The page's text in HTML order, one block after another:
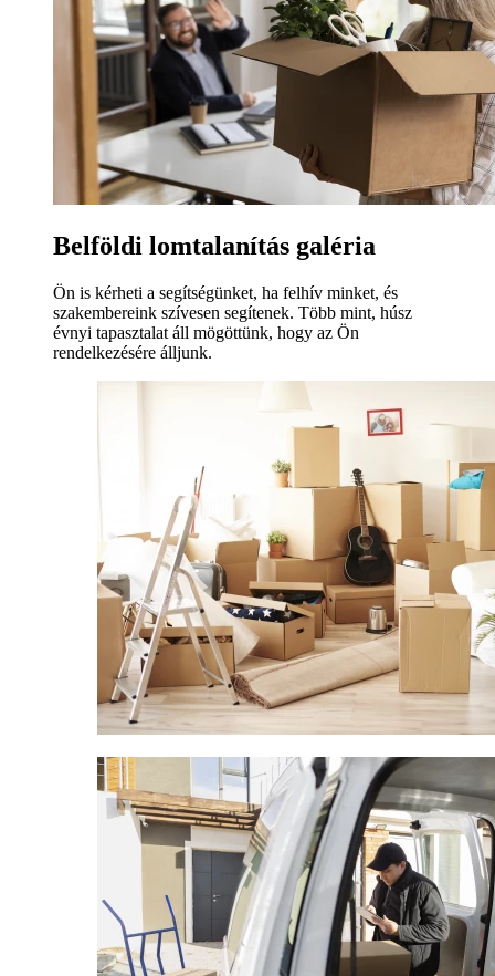
Belföldi lomtalanítás galéria
Ön is kérheti a segítségünket, ha felhív minket, és
szakembereink szívesen segítenek. Több mint, húsz
évnyi tapasztalat áll mögöttünk, hogy az Ön
rendelkezésére álljunk.